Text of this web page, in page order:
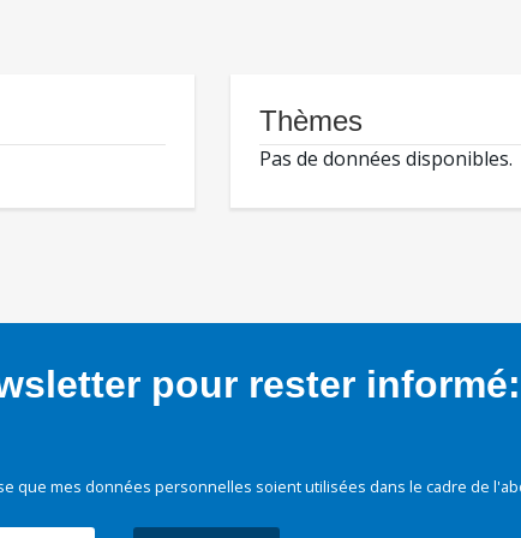
Thèmes
Pas de données disponibles.
pour rester informé:
que mes données personnelles soient utilisées dans le cadre de